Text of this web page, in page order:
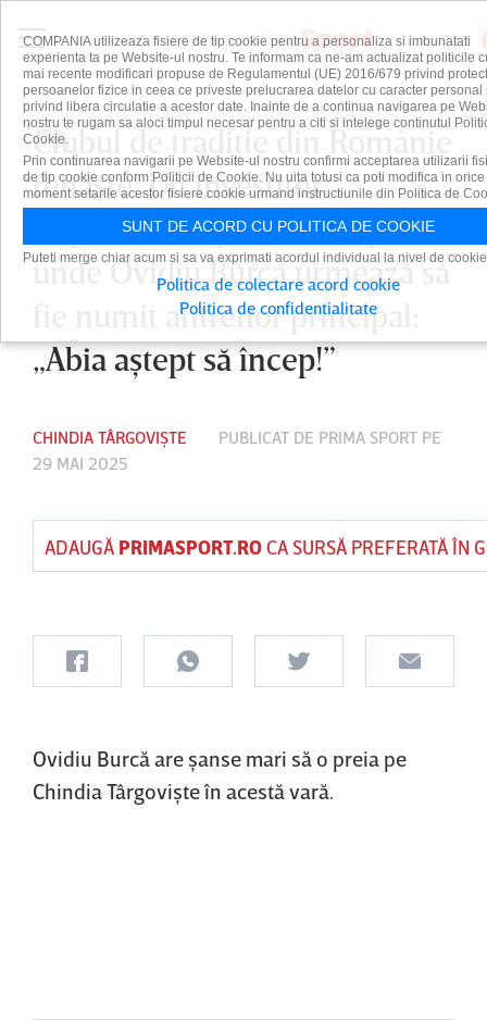
Clubul de tradiţie din Românie
renaşte! Un investitor
important va prelua echipa
unde Ovidiu Burcă urmează să
fie numit antrenor principal:
„Abia aştept să încep!”
CHINDIA TÂRGOVIȘTE PUBLICAT DE PRIMA SPORT PE
29 MAI 2025
ADAUGĂ PRIMASPORT.ROCA SURSĂ PREFERATĂ ÎN
Ovidiu Burcă are şanse mari să o preia pe
Chindia Târgovişte în acestă vară.
COMPANIA utilizeaza fisiere de tip cookie pentru a personaliza si imbunatati
experienta ta pe Website-ul nostru. Te informam ca ne-am actualizat politicile
mai recente modificari propuse de Regulamentul (UE) 2016/679 privind
persoanelor fizice in ceea ce priveste prelucrarea datelor cu caracter personal
privind libera circulatie a acestor date. Inainte de a continua navigarea pe
nostru te rugam sa aloci timpul necesar pentru a citi si intelege continutul
Cookie.
Prin continuarea navigarii pe Website-ul nostru confirmi acceptarea utilizarii
de tip cookie conform Politicii de Cookie. Nu uita totusi ca poti modifica in orice
moment setarile acestor fisiere cookie urmand instructiunile din Politica de
SUNT DE ACORD CU POLITICA DE COOKIE
Puteti merge chiar acum si sa va exprimati acordul individual la nivel de
Politica de colectare acord cookie
Politica de confidentialitate